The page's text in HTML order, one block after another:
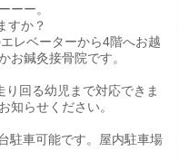
ーー。
すか？
レベーターから4階へお越
お鍼灸接骨院です。
回る幼児まで対応できま
知らせください。
駐車可能です。屋内駐車場